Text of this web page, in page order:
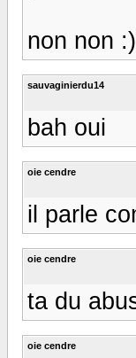
non non
sauvaginierdu14
bah oui
oie cendre
il parle
oie cendre
ta du
oie cendre